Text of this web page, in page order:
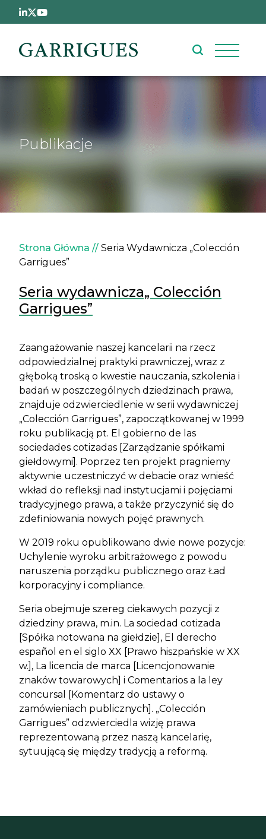
Przejdź do treści
Publikacje
Ścieżka nawigacyjna
Strona Główna
Seria Wydawnicza „Colección
Garrigues”
TreśćSeria wydawnicza„ Colección
Garrigues”
Zaangażowanie naszej kancelarii na rzecz
odpowiedzialnej praktyki prawniczej, wraz z
głęboką troską o kwestie nauczania, szkolenia i
badań w poszczególnych dziedzinach prawa,
znajduje odzwierciedlenie w serii wydawniczej
„Colección Garrigues”, zapoczątkowanej w 1999
roku publikacją pt. El gobierno de las
sociedades cotizadas [Zarządzanie spółkami
giełdowymi]. Poprzez ten projekt pragniemy
aktywnie uczestniczyć w debacie oraz wnieść
wkład do refleksji nad instytucjami i pojęciami
tradycyjnego prawa, a także przyczynić się do
zdefiniowania nowych pojęć prawnych.
W 2019 roku opublikowano dwie nowe pozycje:
Uchylenie wyroku arbitrażowego z powodu
naruszenia porządku publicznego oraz Ład
korporacyjny i compliance.
Seria obejmuje szereg ciekawych pozycji z
dziedziny prawa, m.in. La sociedad cotizada
[Spółka notowana na giełdzie], El derecho
español en el siglo XX [Prawo hiszpańskie w XX
w.], La licencia de marca [Licencjonowanie
znaków towarowych] i Comentarios a la ley
concursal [Komentarz do ustawy o
zamówieniach publicznych]. „Colección
Garrigues” odzwierciedla wizję prawa
reprezentowaną przez naszą kancelarię,
sytuującą się między tradycją a reformą.